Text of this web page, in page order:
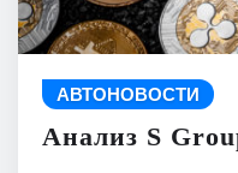
АВТОНОВОСТИ
Анализ S